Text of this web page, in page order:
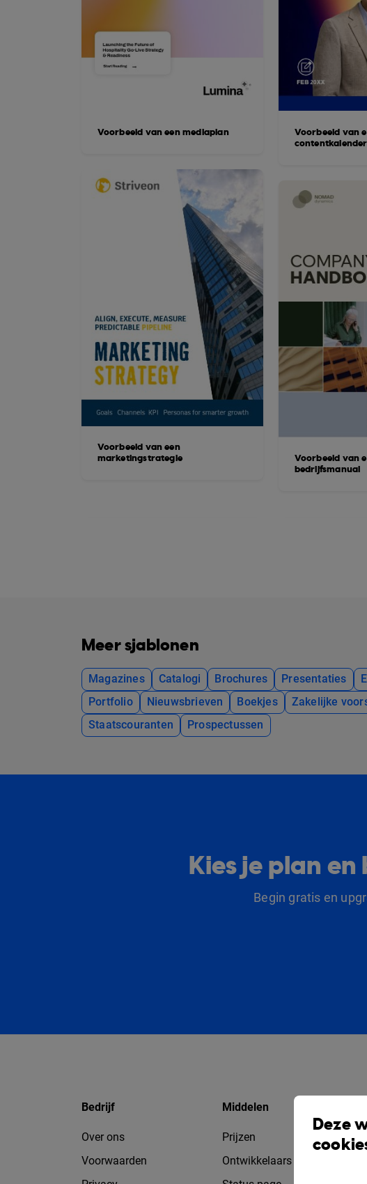
Voorbeeld van een mediaplan
Voorbeeld van een
marketingstrategie
Voorbeeld van
contentkalender
Voorbeeld van
bedrijfsmanual
Meer sjablonen
Magazines Catalogi Brochures Presentaties
Portfolio
Nieuwsbrieven Boekjes Zakelijke
Staatscouranten
Prospectussen
Kies je plan
Begin gratis en
Bedrijf
Over ons
Voorwaarden
Middelen
Prijzen
Ontwikkelaars
Deze